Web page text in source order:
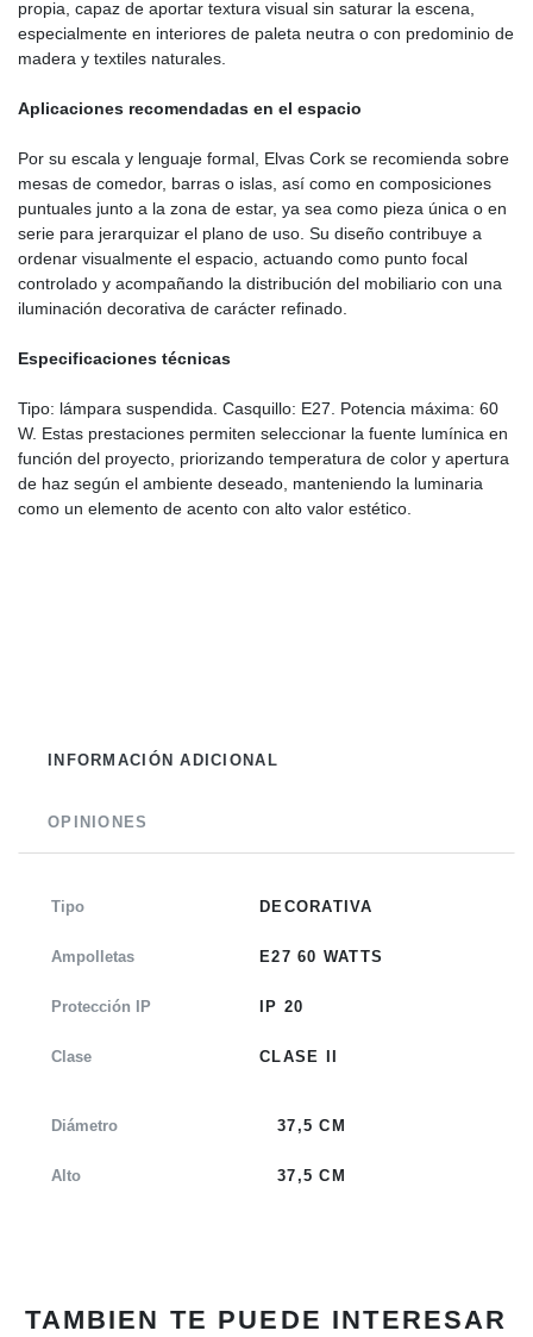
propia, capaz de aportar textura visual sin saturar la escena,
especialmente en interiores de paleta neutra o con predominio de
madera y textiles naturales.
Aplicaciones recomendadas en el espacio
Por su escala y lenguaje formal, Elvas Cork se recomienda sobre
mesas de comedor, barras o islas, así como en composiciones
puntuales junto a la zona de estar, ya sea como pieza única o en
serie para jerarquizar el plano de uso. Su diseño contribuye a
ordenar visualmente el espacio, actuando como punto focal
controlado y acompañando la distribución del mobiliario con una
iluminación decorativa de carácter refinado.
Especificaciones técnicas
Tipo: lámpara suspendida. Casquillo: E27. Potencia máxima: 60
W. Estas prestaciones permiten seleccionar la fuente lumínica en
función del proyecto, priorizando temperatura de color y apertura
de haz según el ambiente deseado, manteniendo la luminaria
como un elemento de acento con alto valor estético.
INFORMACIÓN ADICIONAL
OPINIONES
Tipo DECORATIVA
Ampolletas E27 60 WATTS
Protección IP IP 20
Clase CLASE II
Diámetro 37,5 CM
Alto 37,5 CM
TAMBIEN TE PUEDE INTERESAR